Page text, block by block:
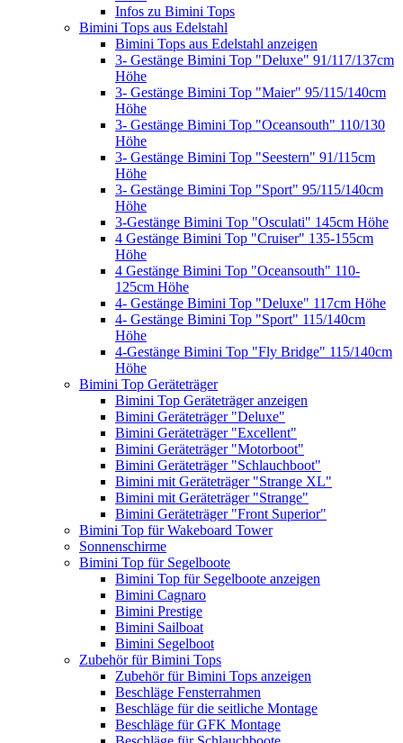
Infos zu Bimini Tops
Bimini Tops aus Edelstahl
Bimini Tops aus Edelstahl anzeigen
3- Gestänge Bimini Top "Deluxe" 91/117/137cm
Höhe
3- Gestänge Bimini Top "Maier" 95/115/140cm
Höhe
3- Gestänge Bimini Top "Oceansouth" 110/130
Höhe
3- Gestänge Bimini Top "Seestern" 91/115cm
Höhe
3- Gestänge Bimini Top "Sport" 95/115/140cm
Höhe
3-Gestänge Bimini Top "Osculati" 145cm Höhe
4 Gestänge Bimini Top "Cruiser" 135-155cm
Höhe
4 Gestänge Bimini Top "Oceansouth" 110-
125cm Höhe
4- Gestänge Bimini Top "Deluxe" 117cm Höhe
4- Gestänge Bimini Top "Sport" 115/140cm
Höhe
4-Gestänge Bimini Top "Fly Bridge" 115/140cm
Höhe
Bimini Top Geräteträger
Bimini Top Geräteträger anzeigen
Bimini Geräteträger "Deluxe"
Bimini Geräteträger "Excellent"
Bimini Geräteträger "Motorboot"
Bimini Geräteträger "Schlauchboot"
Bimini mit Geräteträger "Strange XL"
Bimini mit Geräteträger "Strange"
Bimini Geräteträger "Front Superior"
Bimini Top für Wakeboard Tower
Sonnenschirme
Bimini Top für Segelboote
Bimini Top für Segelboote anzeigen
Bimini Cagnaro
Bimini Prestige
Bimini Sailboat
Bimini Segelboot
Zubehör für Bimini Tops
Zubehör für Bimini Tops anzeigen
Beschläge Fensterrahmen
Beschläge für die seitliche Montage
Beschläge für GFK Montage